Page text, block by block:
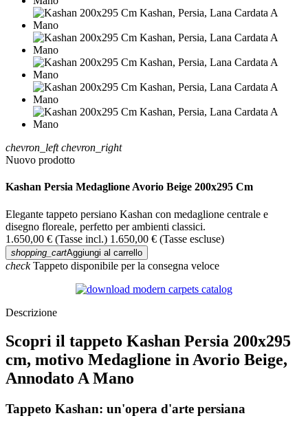
chevron_left chevron_right
Nuovo prodotto
Kashan Persia Medaglione Avorio Beige 200x295 Cm
Elegante tappeto persiano Kashan con medaglione centrale e
disegno floreale, perfetto per ambienti classici.
1.650,00 € (Tasse incl.) 1.650,00 € (Tasse escluse)
shopping_cartAggiungi al carrello
checkTappeto disponibile per la consegna veloce
Descrizione
Scopri il tappeto Kashan Persia 200x295
cm, motivo Medaglione in Avorio Beige,
Annodato A Mano
Tappeto Kashan: un'opera d'arte persiana